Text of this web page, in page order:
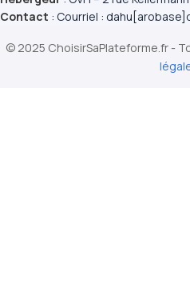
Contact : Courriel :
© 2025 ChoisirSaPlateforme.fr -